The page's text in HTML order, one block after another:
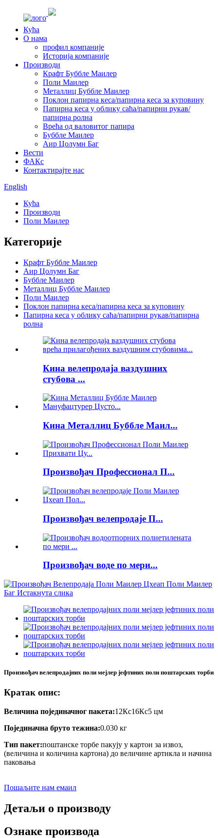
Кућа
О нама
профил компаније
Историја компаније
Производи
Крафт Буббле Маилер
Поли Маилер
Металлиц Буббле Маилер
Поклон папирна кеса/папирна кеса за куповину
Папирна кеса у облику саћа/папирни рукав/
папирна ролна
Врећа од валовитог папира
Буббле Маилер
Аир Цолумн Баг
Вести
ФАКс
Контактирајте нас
English
Кућа
Производи
Поли Маилер
Категорије
Крафт Буббле Маилер
Аир Цолумн Баг
Буббле Маилер
Металлиц Буббле Маилер
Поли Маилер
Поклон папирна кеса/папирна кеса за куповину
Папирна кеса у облику саћа/папирни рукав/папирна
ролна
Кина велепродаја ваздушних
стубова ...
Кина Металлиц Буббле Маил...
Произвођач Профессионал П...
Произвођач велепродаје П...
Произвођач воде по мери...
Произвођач велепродајних поли мејлер јефтиних поли поштарских торби
Кратак опис:
Величина појединачног пакета:12Кс16Кс5 цм
Појединачна бруто тежина:0.030 кг
Тип пакет:поштанске торбе пакују у картон за извоз,
(величина и количина картона) до величине артикла и начина
паковања
Пошаљите нам емаил
Детаљи о производу
Ознаке производа